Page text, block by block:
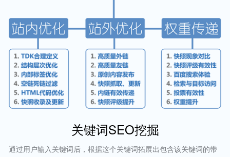
关键词SEO挖掘
通过用户输入关键词后，根据这个关键词拓展出包含该关键词的带